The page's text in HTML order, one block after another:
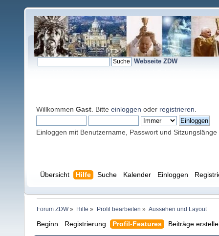
Webseite ZDW
Willkommen Gast . Bitte einloggen oder registrieren
Einloggen mit Benutzername, Passwort und Sitzungslänge
Übersicht Hilfe Suche Kalender Einloggen
Forum ZDW» Hilfe » Profil bearbeiten » Aussehen und Layout
Beginn Registrierung Profil-Features Beiträge